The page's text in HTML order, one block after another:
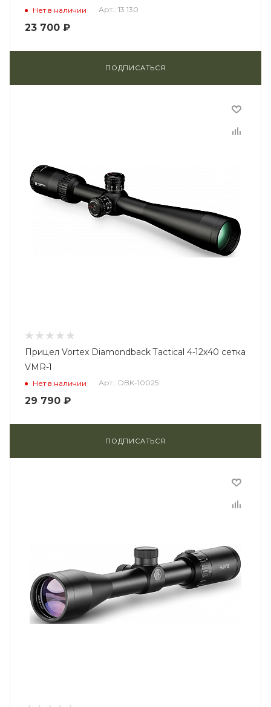
Нет в наличии Арт.: 13 130
23 700 ₽
ПОДПИСАТЬСЯ
Прицел Vortex Diamondback Tactical 4-12x40 сетка
VMR-1
Нет в наличии Арт.: DBK-10025
29 790 ₽
ПОДПИСАТЬСЯ